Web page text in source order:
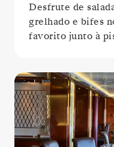
Desfrute de
grelhado e bifes
favorito junto à